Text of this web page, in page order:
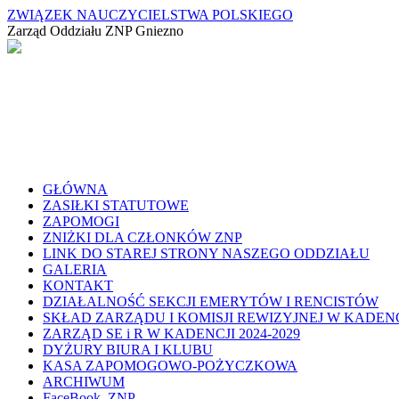
ZWIĄZEK NAUCZYCIELSTWA POLSKIEGO
Zarząd Oddziału ZNP Gniezno
GŁÓWNA
ZASIŁKI STATUTOWE
ZAPOMOGI
ZNIŻKI DLA CZŁONKÓW ZNP
LINK DO STAREJ STRONY NASZEGO ODDZIAŁU
GALERIA
KONTAKT
DZIAŁALNOŚĆ SEKCJI EMERYTÓW I RENCISTÓW
SKŁAD ZARZĄDU I KOMISJI REWIZYJNEJ W
ZARZĄD SE i R W KADENCJI 2024-2029
DYŻURY BIURA I KLUBU
KASA ZAPOMOGOWO-POŻYCZKOWA
ARCHIWUM